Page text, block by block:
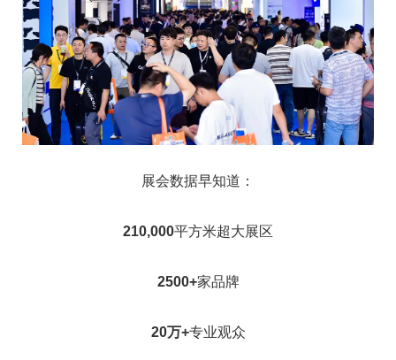
展会数据早知道：
210,000平方米超大展区
2500+家品牌
20万+专业观众